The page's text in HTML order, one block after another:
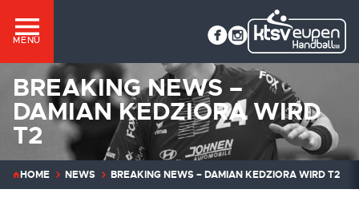
MENÜ
BREAKING NEWS –
DAMIAN KEDZIORA WIRD
T2
HOME NEWS BREAKING NEWS – DAMIAN KEDZIORA WIRD T2